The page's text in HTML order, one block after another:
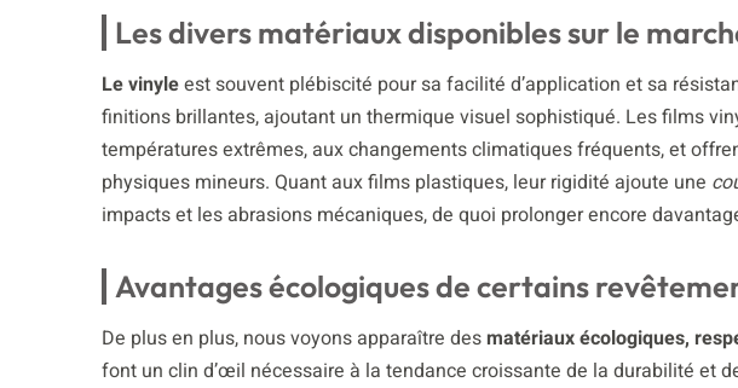
Les divers matériaux disponibles sur le
Le vinyleest souvent plébiscité pour sa facilité d’application et sa
finitions brillantes, ajoutant un thermique visuel sophistiqué. Les films
températures extrêmes, aux changements climatiques fréquents, et
physiques mineurs. Quant aux films plastiques, leur rigidité ajoute une
impacts et les abrasions mécaniques, de quoi prolonger encore
Avantages écologiques de certains
De plus en plus, nous voyons apparaître desmatériaux écologiques,
font un clin d’œil nécessaire à la tendance croissante de la durabilité et